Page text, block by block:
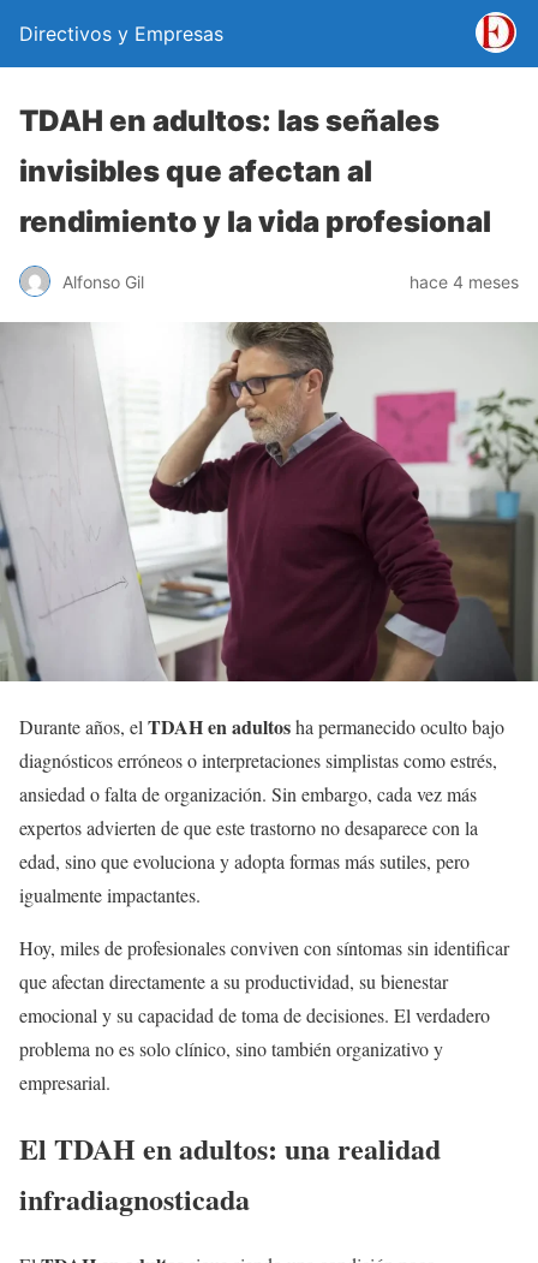
Directivos y Empresas
TDAH en adultos: las señales
invisibles que afectan al
rendimiento y la vida profesional
Alfonso Gil hace 4 meses
Durante años, elTDAH en adultosha permanecido oculto bajo
diagnósticos erróneos o interpretaciones simplistas como estrés,
ansiedad o falta de organización. Sin embargo, cada vez más
expertos advierten de que este trastorno no desaparece con la
edad, sino que evoluciona y adopta formas más sutiles, pero
igualmente impactantes.
Hoy, miles de profesionales conviven con síntomas sin identificar
que afectan directamente a su productividad, su bienestar
emocional y su capacidad de toma de decisiones. El verdadero
problema no es solo clínico, sino también organizativo y
empresarial.
El TDAH en adultos: una realidad
infradiagnosticada